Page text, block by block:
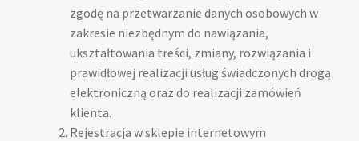
Firma Bluetek
Informacja o przetwarzaniu danych osobowych –
Serwis RCP
zgodę na przetwarzanie danych osobowych w
zakresie niezbędnym do nawiązania,
ukształtowania treści, zmiany, rozwiązania i
prawidłowej realizacji usług świadczonych drogą
elektroniczną oraz do realizacji zamówień
klienta.
Rejestracja w sklepie internetowym